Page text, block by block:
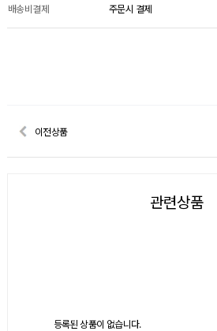
배송비결제
주문시 결제
이전상품
관련상품
등록된 상품이 없습니다.